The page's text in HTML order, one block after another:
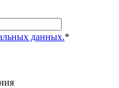
данных.*